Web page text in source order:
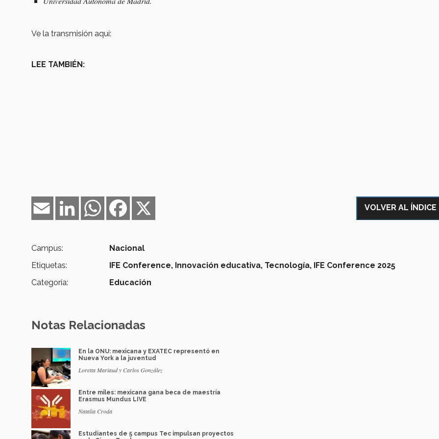
Ve la transmisión aquí:
LEE TAMBIÉN:
Facebook
WhatsApp
LinkedIn
Email
VOLVER AL ÍNDICE
Campus:
Nacional
Etiquetas:
IFE Conference, Innovación educativa, Tecnología, IFE Conference 2025
Categoría:
Educación
Notas Relacionadas
En la ONU: mexicana y EXATEC representó en
Nueva York a la juventud
Loretta Mariaud y Carlos González
Entre miles: mexicana gana beca de maestría
Erasmus Mundus LIVE
Natalia Croda
Estudiantes de 5 campus Tec impulsan proyectos